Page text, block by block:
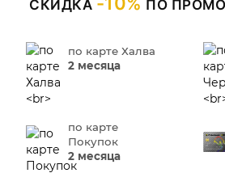
СКИДКА ПО
по карте Халва
2 месяца
по карте
Покупок
2 месяца